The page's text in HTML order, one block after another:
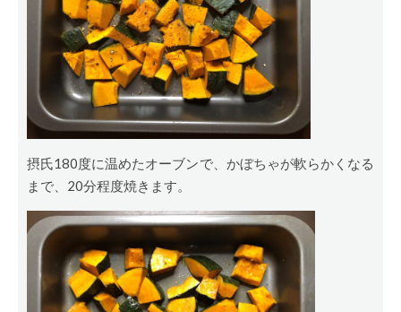
摂氏180度に温めたオーブンで、かぼちゃが軟らかくなる
まで、20分程度焼きます。